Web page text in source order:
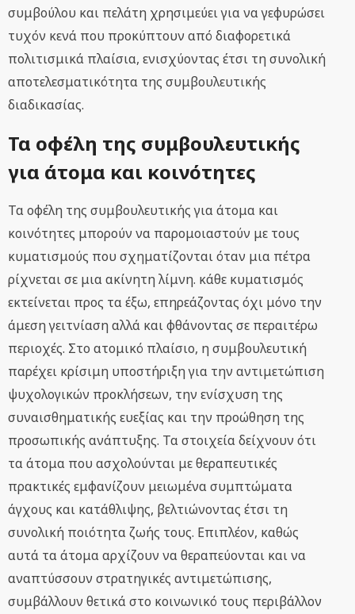
συμβούλου και πελάτη χρησιμεύει για να γεφυρώσει
τυχόν κενά που προκύπτουν από διαφορετικά
πολιτισμικά πλαίσια, ενισχύοντας έτσι τη συνολική
αποτελεσματικότητα της συμβουλευτικής
διαδικασίας.
Τα οφέλη της συμβουλευτικής
για άτομα και κοινότητες
Τα οφέλη της συμβουλευτικής για άτομα και
κοινότητες μπορούν να παρομοιαστούν με τους
κυματισμούς που σχηματίζονται όταν μια πέτρα
ρίχνεται σε μια ακίνητη λίμνη. κάθε κυματισμός
εκτείνεται προς τα έξω, επηρεάζοντας όχι μόνο την
άμεση γειτνίαση αλλά και φθάνοντας σε περαιτέρω
περιοχές. Στο ατομικό πλαίσιο, η συμβουλευτική
παρέχει κρίσιμη υποστήριξη για την αντιμετώπιση
ψυχολογικών προκλήσεων, την ενίσχυση της
συναισθηματικής ευεξίας και την προώθηση της
προσωπικής ανάπτυξης. Τα στοιχεία δείχνουν ότι
τα άτομα που ασχολούνται με θεραπευτικές
πρακτικές εμφανίζουν μειωμένα συμπτώματα
άγχους και κατάθλιψης, βελτιώνοντας έτσι τη
συνολική ποιότητα ζωής τους. Επιπλέον, καθώς
αυτά τα άτομα αρχίζουν να θεραπεύονται και να
αναπτύσσουν στρατηγικές αντιμετώπισης,
συμβάλλουν θετικά στο κοινωνικό τους περιβάλλον